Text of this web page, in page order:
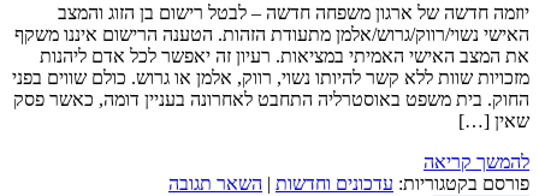
יוזמה חדשה של ארגון משפחה חדשה – לבטל רישום בן הזוג והמצב
האישי נשוי/רווק/גרוש/אלמן מתעודת הזהות. הטענה הרישום איננו משקף
את המצב האישי האמיתי במציאות. רעיון זה יאפשר לכל אדם ליהנות
מזכויות שוות ללא קשר להיותו נשוי, רווק, אלמן או גרוש. כולם שווים בפני
החוק. בית משפט באוסטרליה התחבט לאחרונה בעניין דומה, כאשר פסק
שאין […]
להמשך קריאה
פורסם בקטגוריות: עדכונים וחדשות | השאר תגובה